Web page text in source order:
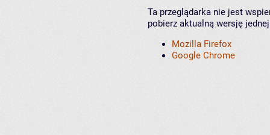
Ta przeglądarka nie jest
pobierz aktualną wersję
Mozilla Firefox
Google Chrome